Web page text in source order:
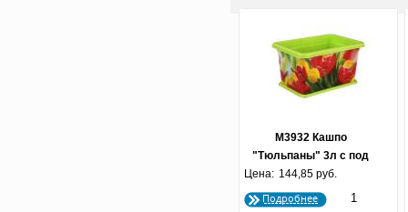
М3932 Кашпо
"Тюльпаны" 3л с под
прямоуг (уп20)
Цена: 144,85 руб.
Подробнее